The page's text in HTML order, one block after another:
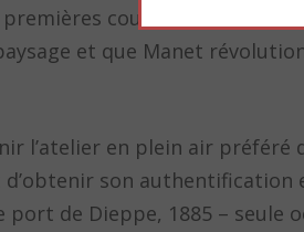
courses de
et que Manet
l’atelier en plein air préféré
d’obtenir son
port de Dieppe, 1885 –